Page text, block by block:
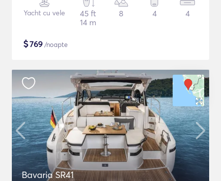
Yacht cu vele
45 ft
14 m
8 4 4
$769 /noapte
Bavaria SR41